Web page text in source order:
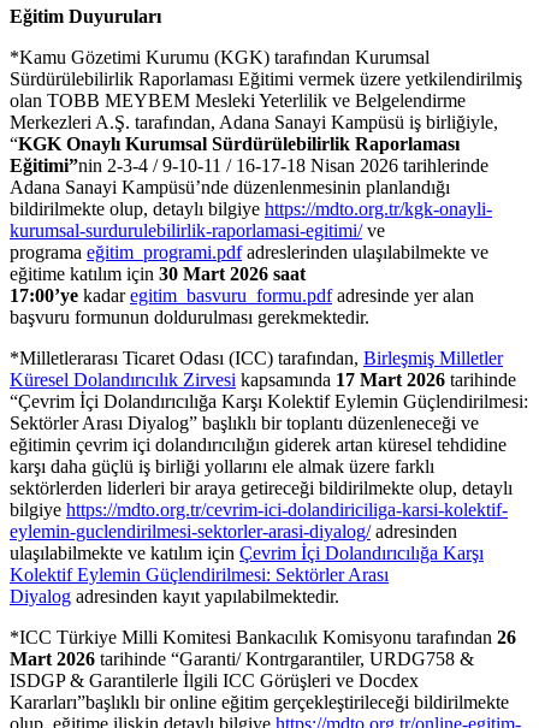
Eğitim Duyuruları
*Kamu Gözetimi Kurumu (KGK) tarafından Kurumsal
Sürdürülebilirlik Raporlaması Eğitimi vermek üzere yetkilendirilmiş
olan TOBB MEYBEM Mesleki Yeterlilik ve Belgelendirme
Merkezleri A.Ş. tarafından, Adana Sanayi Kampüsü iş birliğiyle,
“KGK Onaylı Kurumsal Sürdürülebilirlik Raporlaması
Eğitimi”nin 2-3-4 / 9-10-11 / 16-17-18 Nisan 2026 tarihlerinde
Adana Sanayi Kampüsü’nde düzenlenmesinin planlandığı
bildirilmekte olup, detaylı bilgiye https://mdto.org.tr/kgk-onayli-
kurumsal-surdurulebilirlik-raporlamasi-egitimi/ve
programa eğitim_programi.pdfadreslerinden ulaşılabilmekte ve
eğitime katılım için 30 Mart 2026 saat
17:00’ye kadaregitim_basvuru_formu.pdfadresinde yer alan
başvuru formunun doldurulması gerekmektedir.
*Milletlerarası Ticaret Odası (ICC) tarafından, Birleşmiş Milletler
Küresel Dolandırıcılık Zirvesi kapsamında 17 Mart 2026 tarihinde
“Çevrim İçi Dolandırıcılığa Karşı Kolektif Eylemin Güçlendirilmesi:
Sektörler Arası Diyalog” başlıklı bir toplantı düzenleneceği ve
eğitimin çevrim içi dolandırıcılığın giderek artan küresel tehdidine
karşı daha güçlü iş birliği yollarını ele almak üzere farklı
sektörlerden liderleri bir araya getireceği bildirilmekte olup, detaylı
bilgiye https://mdto.org.tr/cevrim-ici-dolandiriciliga-karsi-kolektif-
eylemin-guclendirilmesi-sektorler-arasi-diyalog/adresinden
ulaşılabilmekte ve katılım için Çevrim İçi Dolandırıcılığa Karşı
Kolektif Eylemin Güçlendirilmesi: Sektörler Arası
Diyalog adresinden kayıt yapılabilmektedir.
*ICC Türkiye Milli Komitesi Bankacılık Komisyonu tarafından 26
Mart 2026 tarihinde “Garanti/ Kontrgarantiler, URDG758 &
ISDGP & Garantilerle İlgili ICC Görüşleri ve Docdex
Kararları”başlıklı bir online eğitim gerçekleştirileceği bildirilmekte
olup, eğitime ilişkin detaylı bilgiye https://mdto.org.tr/online-egitim-